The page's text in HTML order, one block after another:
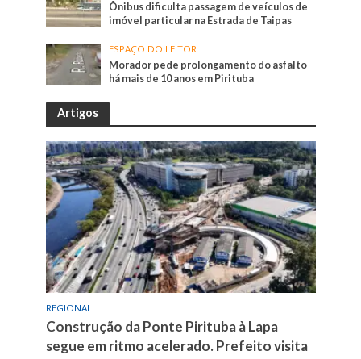
Ônibus dificulta passagem de veículos de
imóvel particular na Estrada de Taipas
ESPAÇO DO LEITOR
Morador pede prolongamento do asfalto
há mais de 10 anos em Pirituba
Artigos
REGIONAL
Construção da Ponte Pirituba à Lapa
segue em ritmo acelerado. Prefeito visita